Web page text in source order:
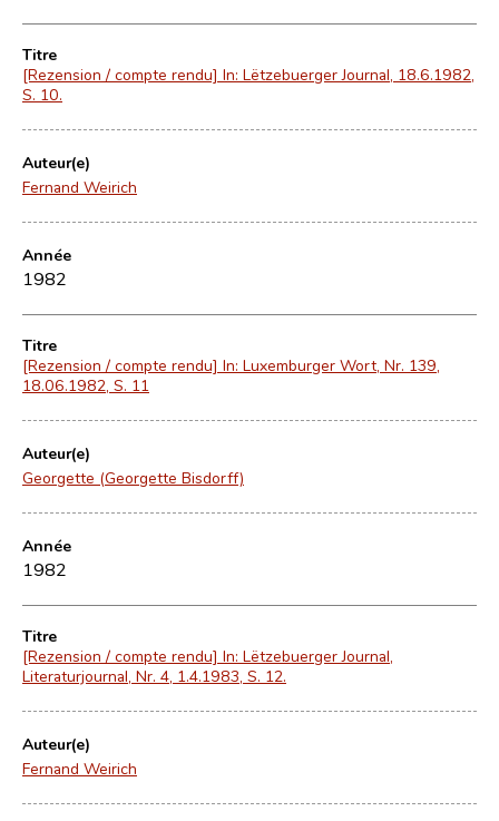
Titre
[Rezension / compte rendu] In: Lëtzebuerger Journal, 18.6.1982,
S. 10.
Auteur(e)
Fernand Weirich
Année
1982
Titre
[Rezension / compte rendu] In: Luxemburger Wort, Nr. 139,
18.06.1982, S. 11
Auteur(e)
Georgette (Georgette Bisdorff)
Année
1982
Titre
[Rezension / compte rendu] In: Lëtzebuerger Journal,
Literaturjournal, Nr. 4, 1.4.1983, S. 12.
Auteur(e)
Fernand Weirich